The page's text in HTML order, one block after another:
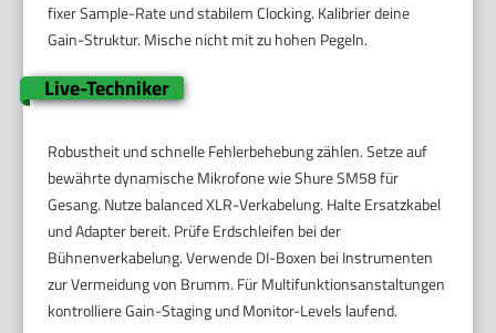
fixer Sample-Rate und stabilem Clocking. Kalibrier deine
Gain-Struktur. Mische nicht mit zu hohen Pegeln.
Live-Techniker
Robustheit und schnelle Fehlerbehebung zählen. Setze auf
bewährte dynamische Mikrofone wie Shure SM58 für
Gesang. Nutze balanced XLR-Verkabelung. Halte Ersatzkabel
und Adapter bereit. Prüfe Erdschleifen bei der
Bühnenverkabelung. Verwende DI-Boxen bei Instrumenten
zur Vermeidung von Brumm. Für Multifunktionsanstaltungen
kontrolliere Gain-Staging und Monitor-Levels laufend.